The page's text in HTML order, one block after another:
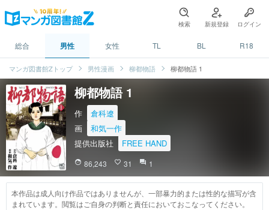
検索 新規登録 ログイン
総合 男性 女性 TL BL R18
マンガ図書館Zトップ 男性漫画 柳都物語 柳都物語 1
柳都物語 1
作
倉科遼
画
和気一作
提供出版社
FREE HAND
face 86,243 favorite_border 31 question_answer 1
本作品は成人向け作品ではありませんが、一部暴力的または性的な描写が含
まれています。閲覧はご自身の判断と責任においておこなってください。